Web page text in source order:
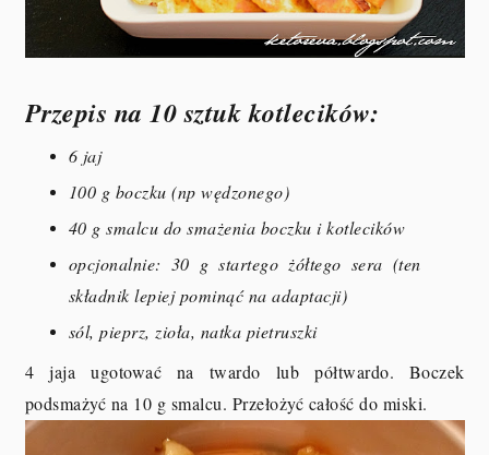
Przepis na 10 sztuk kotlecików:
6 jaj
100 g boczku (np wędzonego)
40 g smalcu do smażenia boczku i kotlecików
opcjonalnie: 30 g startego żółtego sera (ten
składnik lepiej pominąć na adaptacji)
sól, pieprz, zioła, natka pietruszki
4 jaja ugotować na twardo lub półtwardo. Boczek
podsmażyć na 10 g smalcu. Przełożyć całość do miski.